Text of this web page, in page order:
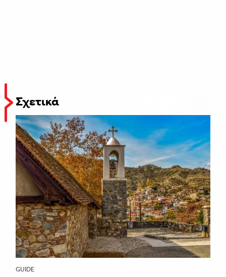
Σχετικά
GUIDE